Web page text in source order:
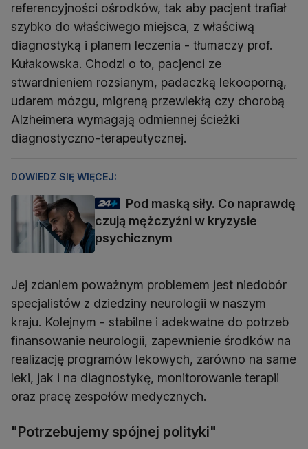
referencyjności ośrodków, tak aby pacjent trafiał
szybko do właściwego miejsca, z właściwą
diagnostyką i planem leczenia - tłumaczy prof.
Kułakowska. Chodzi o to, pacjenci ze
stwardnieniem rozsianym, padaczką lekooporną,
udarem mózgu, migreną przewlekłą czy chorobą
Alzheimera wymagają odmiennej ścieżki
diagnostyczno-terapeutycznej.
DOWIEDZ SIĘ WIĘCEJ:
Pod maską siły. Co naprawdę
czują mężczyźni w kryzysie
psychicznym
Jej zdaniem poważnym problemem jest niedobór
specjalistów z dziedziny neurologii w naszym
kraju. Kolejnym - stabilne i adekwatne do potrzeb
finansowanie neurologii, zapewnienie środków na
realizację programów lekowych, zarówno na same
leki, jak i na diagnostykę, monitorowanie terapii
oraz pracę zespołów medycznych.
"Potrzebujemy spójnej polityki"